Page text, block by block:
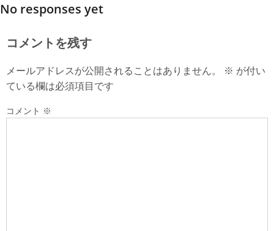
No responses yet
コメントを残す
メールアドレスが公開されることはありません。 ※ が付い
ている欄は必須項目です
コメント ※